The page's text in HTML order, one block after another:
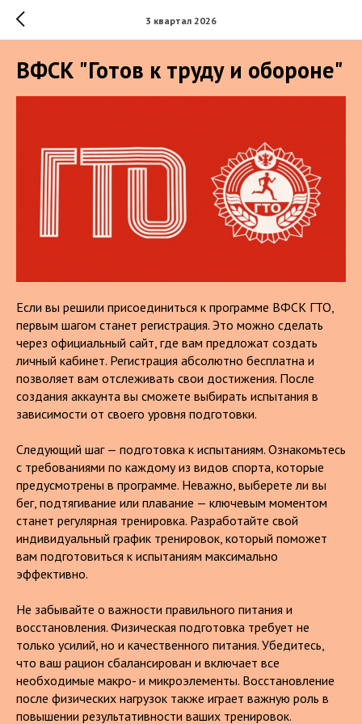
3 квартал 2026
ВФСК "Готов к труду и обороне"
Если вы решили присоединиться к программе ВФСК ГТО,
первым шагом станет регистрация. Это можно сделать
через официальный сайт, где вам предложат создать
личный кабинет. Регистрация абсолютно бесплатна и
позволяет вам отслеживать свои достижения. После
создания аккаунта вы сможете выбирать испытания в
зависимости от своего уровня подготовки.
Следующий шаг — подготовка к испытаниям. Ознакомьтесь
с требованиями по каждому из видов спорта, которые
предусмотрены в программе. Неважно, выберете ли вы
бег, подтягивание или плавание — ключевым моментом
станет регулярная тренировка. Разработайте свой
индивидуальный график тренировок, который поможет
вам подготовиться к испытаниям максимально
эффективно.
Не забывайте о важности правильного питания и
восстановления. Физическая подготовка требует не
только усилий, но и качественного питания. Убедитесь,
что ваш рацион сбалансирован и включает все
необходимые макро- и микроэлементы. Восстановление
после физических нагрузок также играет важную роль в
повышении результативности ваших тренировок.